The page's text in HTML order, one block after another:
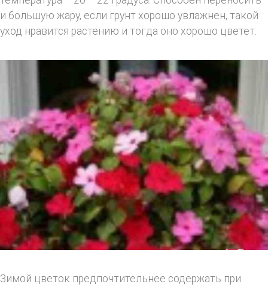
и большую жару, если грунт хорошо увлажнен, такой
уход нравится растению и тогда оно хорошо цветет.
Зимой цветок предпочтительнее содержать при